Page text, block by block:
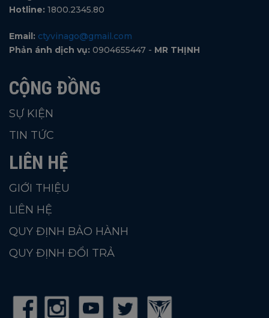
Hotline: 1800.2345.80
Email: ctyvinago@gmail.com
Phản ánh dịch vụ: 0904655447 - MR THỊNH
CỘNG ĐỒNG
SỰ KIỆN
TIN TỨC
LIÊN HỆ
GIỚI THIỆU
LIÊN HỆ
QUY ĐỊNH BẢO HÀNH
QUY ĐỊNH ĐỔI TRẢ